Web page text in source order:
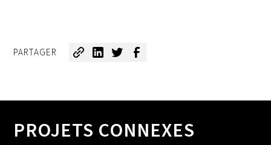
PARTAGER
PROJETS CONNEXES